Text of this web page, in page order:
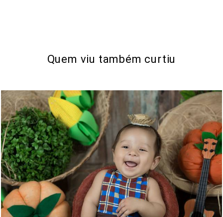
Quem viu também curtiu
672 0